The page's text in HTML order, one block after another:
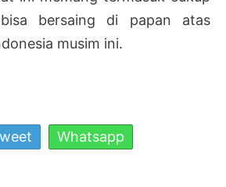
bersaing di papan atas
musim ini.
Whatsapp